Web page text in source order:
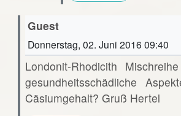
Guest
Donnerstag, 02. Juni 2016 09:40
Londonit-Rhodicith
gesundheitsschädliche
Cäsiumgehalt? Gruß Hertel